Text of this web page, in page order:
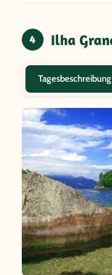
4 Ilha
Tagesbeschreibung